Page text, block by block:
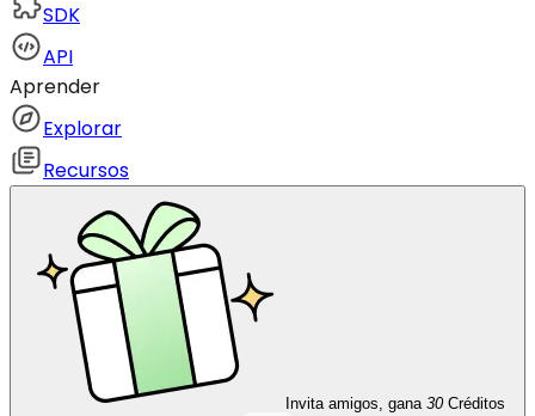
SDK
API
Aprender
Explorar
Recursos
Invita amigos, gana 30 Créditos